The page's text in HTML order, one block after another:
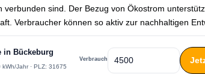
verbunden sind. Der Bezug von Ökostrom
Verbraucher können so aktiv zur nachhaltigen
in Bückeburg
Jahr · PLZ: 31675
Verbrauch